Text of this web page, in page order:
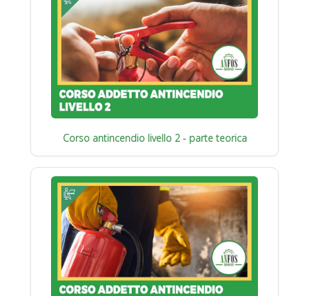
Corso antincendio livello 2 - parte teorica